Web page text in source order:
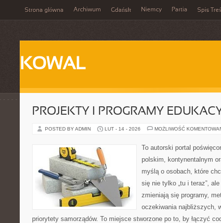
Strona główna Archiwum Gdańsk Niemcy Partia Spis
KOWAL
PROJEKTY I PROGRAMY
POSTED BY ADMIN LUT - 14 - 2026 MOŻLIWOŚĆ
To autorski portal
polskim, kontynentalnym
myślą o osobach, które
się nie tylko „tu i teraz”,
zmieniają się programy,
oczekiwania najbliższych,
priorytety samorządów. To miejsce stworzone po to, by łączyć